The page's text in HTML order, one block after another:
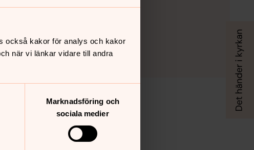
också kakor för analys och kakor
när vi länkar vidare till andra
Marknadsföring och
sociala medier